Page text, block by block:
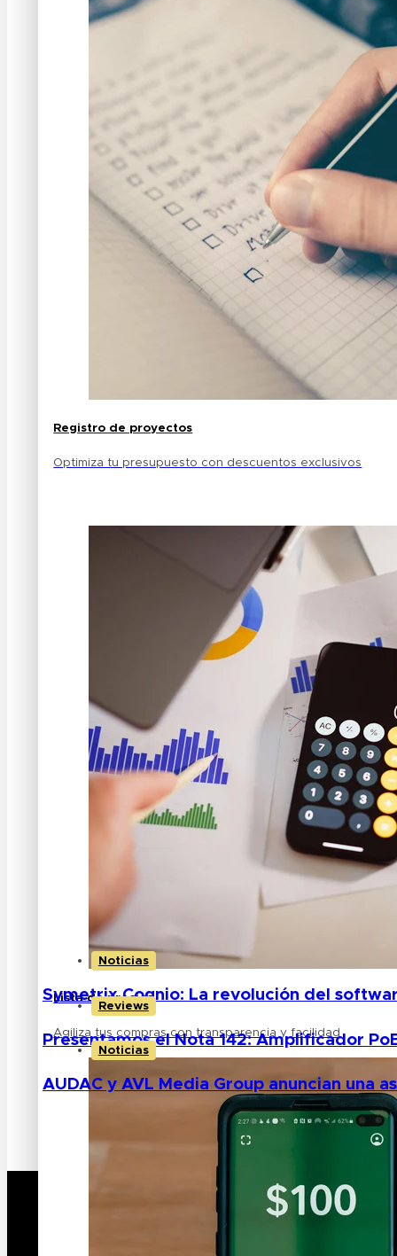
Registro de proyectos
Optimiza tu presupuesto con descuentos exclusivos
Lista de precios
Agiliza tus compras con transparencia y facilidad
TANNOY
TURBOSONIDO
Noticias
Symetrix Cognio: La revolución del
Reviews
Presentamos el Nota 142: Amplificador
Noticias
AUDAC y AVL Media Group anuncian una